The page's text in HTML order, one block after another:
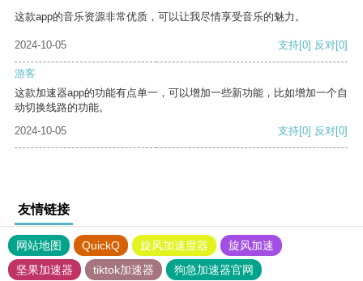
这款app的音乐资源非常优质，可以让我尽情享受音乐的魅力。
2024-10-05 支持[0] 反对[0]
游客
这款加速器app的功能有点单一，可以增加一些新功能，比如增加一个自
动切换线路的功能。
2024-10-05
支持[0] 反对[0]
友情链接
网站地图 QuickQ 旋风加速度器
旋风加速
坚果加速器
tiktok加速器
狗急加速器官网